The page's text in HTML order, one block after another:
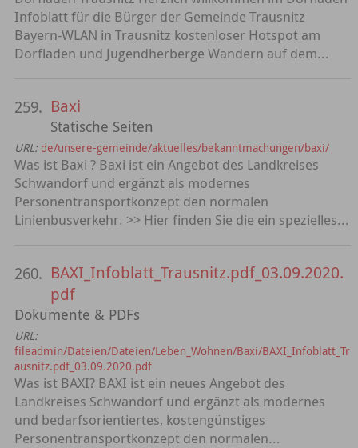
Infoblatt für die Bürger der Gemeinde Trausnitz
Bayern-WLAN in Trausnitz kostenloser Hotspot am
Dorfladen und Jugendherberge Wandern auf dem...
259. Baxi
Statische Seiten
URL: de/unsere-gemeinde/aktuelles/bekanntmachungen/baxi/
Was ist Baxi ? Baxi ist ein Angebot des Landkreises
Schwandorf und ergänzt als modernes
Personentransportkonzept den normalen
Linienbusverkehr. >> Hier finden Sie die ein spezielles...
260. BAXI_Infoblatt_Trausnitz.pdf_03.09.2020.
pdf
Dokumente & PDFs
URL:
fileadmin/Dateien/Dateien/Leben_Wohnen/Baxi/BAXI_Infoblatt_Tr
ausnitz.pdf_03.09.2020.pdf
Was ist BAXI? BAXI ist ein neues Angebot des
Landkreises Schwandorf und ergänzt als modernes
und bedarfsorientiertes, kostengünstiges
Personentransportkonzept den normalen...